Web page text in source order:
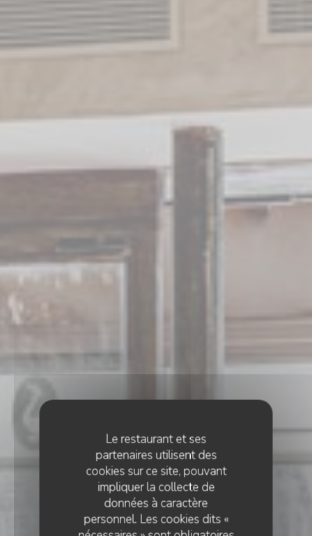
Le restaurant et ses
partenaires utilisent des
cookies sur ce site, pouvant
impliquer la collecte de
données à caractère
personnel. Les cookies dits «